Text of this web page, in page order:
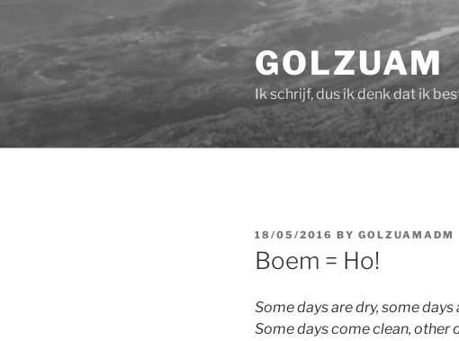
content
GOLZUAM
Ik schrijf, dus ik denk dat ik
POSTED
ON
18/05/2016 BYGOLZUAMADM
Boem = Ho!
Some days are dry, some days
Some days come clean, other